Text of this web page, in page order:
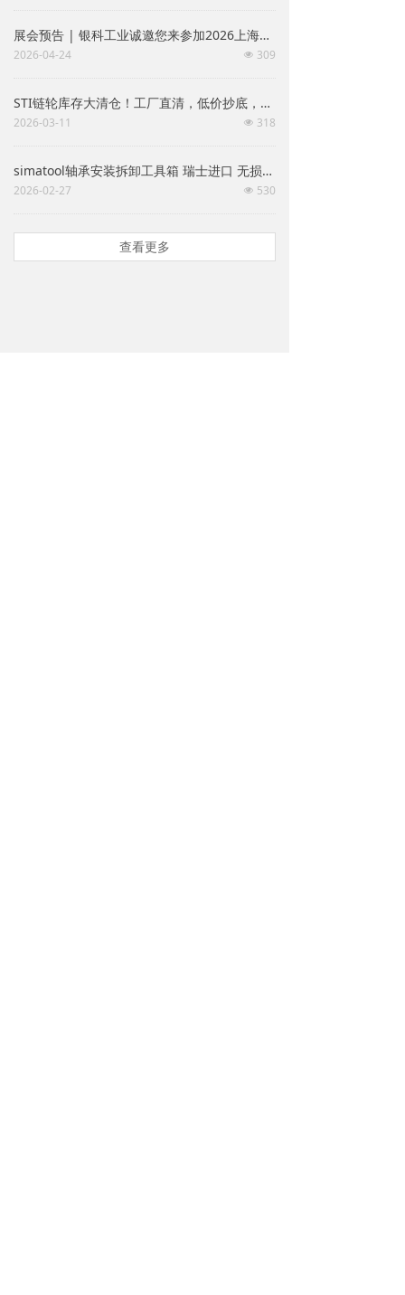
展会预告 | 银科工业诚邀您来参加2026上海紧固件展会
넶 309
2026-04-24
STI链轮库存大清仓！工厂直清，低价抄底，速来！！！
넶 318
2026-03-11
simatool轴承安装拆卸工具箱 瑞士进口 无损防护 机械维保专用 多型号可选
넶 530
2026-02-27
查看更多